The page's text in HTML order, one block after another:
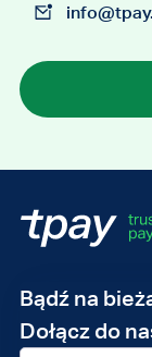
Bądź na
Dołącz do
Adres
e-
mail